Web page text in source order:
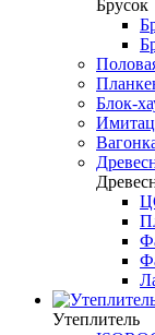
Брусок
Блок-
Утеплитель